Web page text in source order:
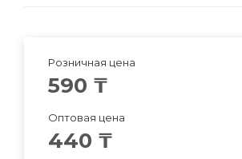
Розничная цена
590 ₸
Оптовая цена
440 ₸